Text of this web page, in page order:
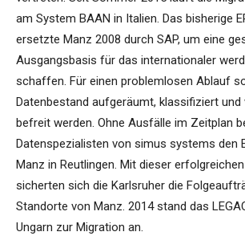
am System BAAN in Italien. Das bisherige
ersetzte Manz 2008 durch SAP, um eine
Ausgangsbasis für das internationaler
schaffen. Für einen problemlosen Ablauf
Datenbestand aufgeräumt, klassifiziert und
befreit werden. Ohne Ausfälle im Zeitplan
Datenspezialisten von simus systems den
Manz in Reutlingen. Mit dieser
sicherten sich die Karlsruher die
Standorte von Manz. 2014 stand das
Ungarn zur Migration an.